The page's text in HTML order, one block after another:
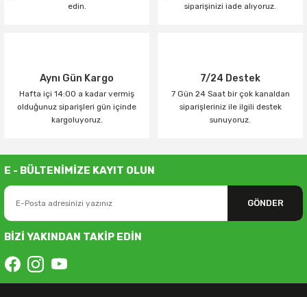
edin.
siparişinizi iade alıyoruz.
Aynı Gün Kargo
Hafta içi 14:00 a kadar vermiş
olduğunuz siparişleri gün içinde
kargoluyoruz.
7/24 Destek
7 Gün 24 Saat bir çok kanaldan
siparişleriniz ile ilgili destek
sunuyoruz.
E - BÜLTENİMİZE KAYIT OLUN
GÖNDER
BİZİ YAKINDAN TAKİP EDİN